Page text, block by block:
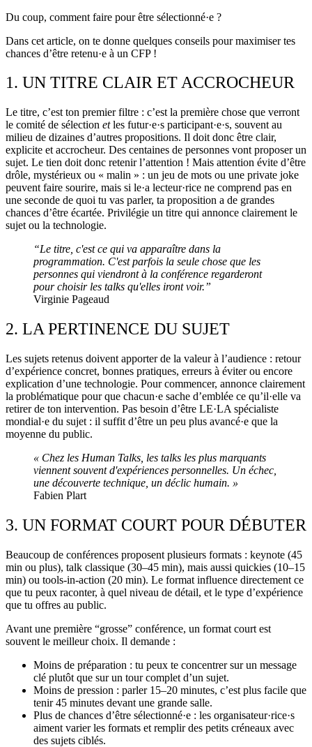
Du coup, comment faire pour être sélectionné·e ?
Dans cet article, on te donne quelques conseils pour maximiser tes
chances d’être retenu·e à un CFP !
1. UN TITRE CLAIR ET ACCROCHEUR
Le titre, c’est ton premier filtre : c’est la première chose que verront
le comité de sélection etles futur·e·s participant·e·s, souvent au
milieu de dizaines d’autres propositions. Il doit donc être clair,
explicite et accrocheur. Des centaines de personnes vont proposer un
sujet. Le tien doit donc retenir l’attention ! Mais attention évite d’être
drôle, mystérieux ou « malin » : un jeu de mots ou une private joke
peuvent faire sourire, mais si le·a lecteur·rice ne comprend pas en
une seconde de quoi tu vas parler, ta proposition a de grandes
chances d’être écartée. Privilégie un titre qui annonce clairement le
sujet ou la technologie.
“Le titre, c'est ce qui va apparaître dans la
programmation. C'est parfois la seule chose que les
personnes qui viendront à la conférence regarderont
pour choisir les talks qu'elles iront voir.”
Virginie Pageaud
2. LA PERTINENCE DU SUJET
Les sujets retenus doivent apporter de la valeur à l’audience : retour
d’expérience concret, bonnes pratiques, erreurs à éviter ou encore
explication d’une technologie. Pour commencer, annonce clairement
la problématique pour que chacun·e sache d’emblée ce qu’il·elle va
retirer de ton intervention. Pas besoin d’être LE·LA spécialiste
mondial·e du sujet : il suffit d’être un peu plus avancé·e que la
moyenne du public.
« Chez les Human Talks, les talks les plus marquants
viennent souvent d'expériences personnelles. Un échec,
une découverte technique, un déclic humain. »
Fabien Plart
3. UN FORMAT COURT POUR DÉBUTER
Beaucoup de conférences proposent plusieurs formats : keynote (45
min ou plus), talk classique (30–45 min), mais aussi quickies (10–15
min) ou tools-in-action (20 min). Le format influence directement ce
que tu peux raconter, à quel niveau de détail, et le type d’expérience
que tu offres au public.
Avant une première “grosse” conférence, un format court est
souvent le meilleur choix. Il demande :
Moins de préparation : tu peux te concentrer sur un message
clé plutôt que sur un tour complet d’un sujet.
Moins de pression : parler 15–20 minutes, c’est plus facile que
tenir 45 minutes devant une grande salle.
Plus de chances d’être sélectionné·e : les organisateur·rice·s
aiment varier les formats et remplir des petits créneaux avec
des sujets ciblés.